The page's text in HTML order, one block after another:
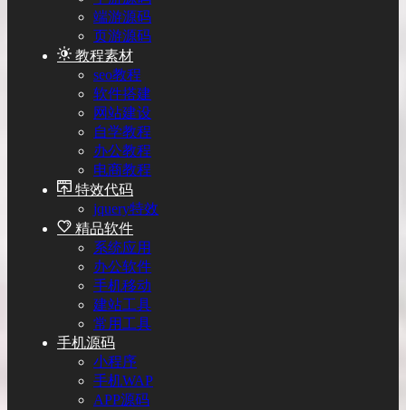
端游源码
页游源码
教程素材
seo教程
软件搭建
网站建设
自学教程
办公教程
电商教程
特效代码
jquery特效
精品软件
系统应用
办公软件
手机移动
建站工具
常用工具
手机源码
小程序
手机WAP
APP源码